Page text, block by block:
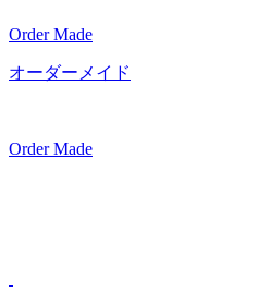
Order Made
オーダーメイド
Order Made